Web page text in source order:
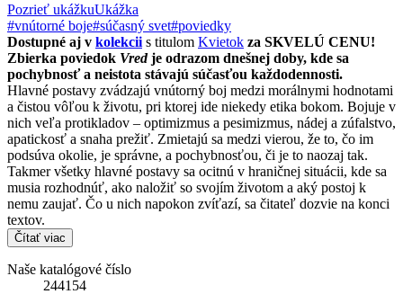
Pozrieť ukážkuUkážka
#vnútorné boje#súčasný svet#poviedky
Dostupné aj v kolekcii s titulom Kvietok za SKVELÚ CENU!
Zbierka poviedok Vredje odrazom dnešnej doby, kde sa
pochybnosť a neistota stávajú súčasťou každodennosti.
Hlavné postavy zvádzajú vnútorný boj medzi morálnymi hodnotami
a čistou vôľou k životu, pri ktorej ide niekedy etika bokom. Bojuje v
nich veľa protikladov – optimizmus a pesimizmus, nádej a zúfalstvo,
apatickosť a snaha prežiť. Zmietajú sa medzi vierou, že to, čo im
podsúva okolie, je správne, a pochybnosťou, či je to naozaj tak.
Takmer všetky hlavné postavy sa ocitnú v hraničnej situácii, kde sa
musia rozhodnúť, ako naložiť so svojím životom a aký postoj k
nemu zaujať. Čo u nich napokon zvíťazí, sa čitateľ dozvie na konci
textov.
Čítať viac
Naše katalógové číslo
244154